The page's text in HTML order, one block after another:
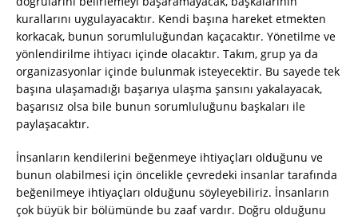
kurallarını uygulayacaktır. Kendi başına hareket etmekten
korkacak, bunun sorumluluğundan kaçacaktır. Yönetilme ve
yönlendirilme ihtiyacı içinde olacaktır. Takım, grup ya da
organizasyonlar içinde bulunmak isteyecektir. Bu sayede tek
başına ulaşamadığı başarıya ulaşma şansını yakalayacak,
başarısız olsa bile bunun sorumluluğunu başkaları ile
paylaşacaktır.
İnsanların kendilerini beğenmeye ihtiyaçları olduğunu ve
bunun olabilmesi için öncelikle çevredeki insanlar tarafında
beğenilmeye ihtiyaçları olduğunu söyleyebiliriz. İnsanların
çok büyük bir bölümünde bu zaaf vardır. Doğru olduğunu